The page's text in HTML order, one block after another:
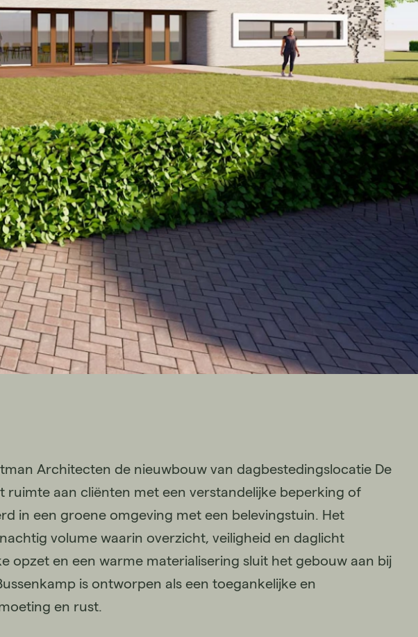
Architecten de nieuwbouw van dagbestedingslocatie De
ruimte aan cliënten met een verstandelijke beperking of
in een groene omgeving met een belevingstuin. Het
volume waarin overzicht, veiligheid en daglicht
opzet en een warme materialisering sluit het gebouw aan bij
is ontworpen als een toegankelijke en
en rust.